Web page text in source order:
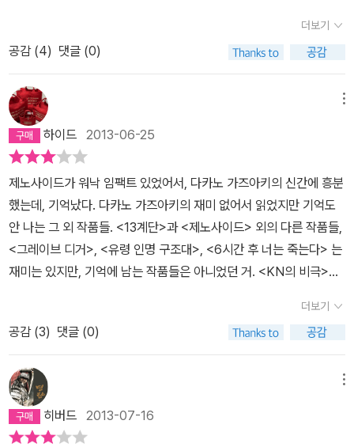
이라고 하지만, 아주 적은 개월수부터 아이의 심장이며 장기가 생긴
다는 사실을 간과하고 있다. 처음 아이를 임신하고 병원에 갔을때, 초
음파로 보여진 아이의 조그만 형체, 점 하나로 보였지만, 들리는 심장
소리에 가슴이 먹먹해짐을 느꼈다. '나, 살아 있어요.' 하고 외치는 듯
한 심장소리에 아이가 얼른 커서 무사히 태어나길 기도했다. 개월수
에 따라 들리는 태동에도 생명의 신비함을 느꼈다. 다카노 가즈아키
는 『제노사이드』에서 인간의 잔학성과 또 사람을 살리고자 하는 휴머
니즘에 대해서 썼고, 『13계단』은 사형제도에 대해 말하고 있었다. 작
가는 이번 작품 『KN의 비극』에서 생명의 소중함을 이야기한다. 또
한 책임감이 따르지 않는 임신과 임신중절이 과연 옳은가. 그로 인해
아직 태어나지 않은 뱃속의 아이도 새생명을 가지고 있다는 사실을
이야기 한다. 결혼한지 얼마되지 않는 슈헤이는 작가다. 최근에 새로
운 작품을 써 베스트셀러에 올랐고, 슈헤이는 아내 가나미와 살기위
해 넓은 맨션을 구입했다. 가나미의 수입과 자신의 슈헤이의 수입을
는 소식을 전해오고, 더 경제적으로 안정될때 아이를 갖자며 임신중
절 수술을 하자고 가나미를 설득한다. 아이를 낳고 싶은 가나미는 어
쩔수 없이 수긍하고, 산부인과 의사였던 정신과 의사 이소가와가 그
들을 돕는다. 하지만 가나미에게 다른 여성의 존재가 보이기 시작했
더보기
공감 (4) 댓글 (0)
하이드 2013-06-25
제노사이드가 워낙 임팩트 있었어서, 다카노 가즈아키의 신간에 흥분
했는데, 기억났다. 다카노 가즈아키의 재미 없어서 읽었지만 기억도
안 나는 그 외 작품들. <13계단>과 <제노사이드> 외의 다른 작품들,
<그레이브 디거>, <유령 인명 구조대>, <6시간 후 너는 죽는다> 는
재미는 있지만, 기억에 남는 작품들은 아니었던 거. <KN의 비극>도
으시시 하면서 밤을 꼴딱 새긴 했다. 어떤 느낌이냐면, 다카노 가즈아
키 책인데, 기시 유스케 같은 거. 기시 유스케는 좀 재미 없어도 내가
애정하는 작가라 좋은데, 다카노 가즈아키는 그 정도는 아니라서, <
제노사이드> 후에 읽은 책이라 약간 실망. 아이를 낳고 싶어하는 여
자들과 아이를 지우고 싶어하는 남자들과 정신과/산부인과 의사. 로
요약될 수 있는 미스터리라 하겠다.
더보기
공감 (3) 댓글 (0)
히버드 2013-07-16